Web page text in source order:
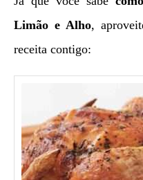
Limão e Alho,
receita contigo: